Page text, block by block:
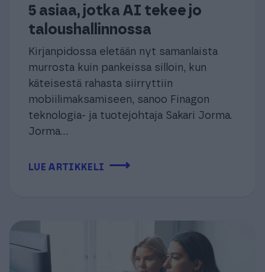
5 asiaa, jotka AI tekee jo
taloushallinnossa
Kirjanpidossa eletään nyt samanlaista
murrosta kuin pankeissa silloin, kun
käteisestä rahasta siirryttiin
mobiilimaksamiseen, sanoo Finagon
teknologia- ja tuotejohtaja Sakari Jorma.
Jorma...
LUE ARTIKKELI ⟶